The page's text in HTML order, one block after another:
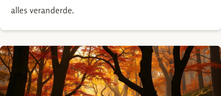
alles veranderde.